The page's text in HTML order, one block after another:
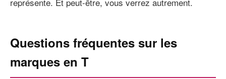
Questions fréquentes sur les
marques en T